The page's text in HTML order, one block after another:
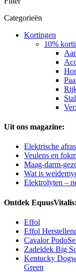
Categorieën
Kortingen
10%
Uit ons magazine:
Elektrische
Veulens en
Maag-darm-
Wat is
Elektrolyten –
Ontdek EquusVitalis:
Effol
Effol
Cavalor
Zadeldek Big
Kentucky
Green